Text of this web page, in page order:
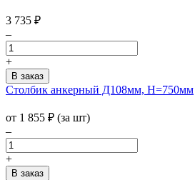
3 735 ₽
–
+
Столбик анкерный Д108мм, H=750мм
от 1 855 ₽ (за шт)
–
+